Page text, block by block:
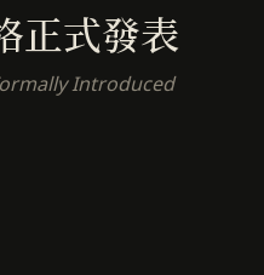
正式發表
Introduced